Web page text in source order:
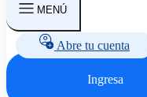
MENÚ
Abre tu cuenta
Ingresa